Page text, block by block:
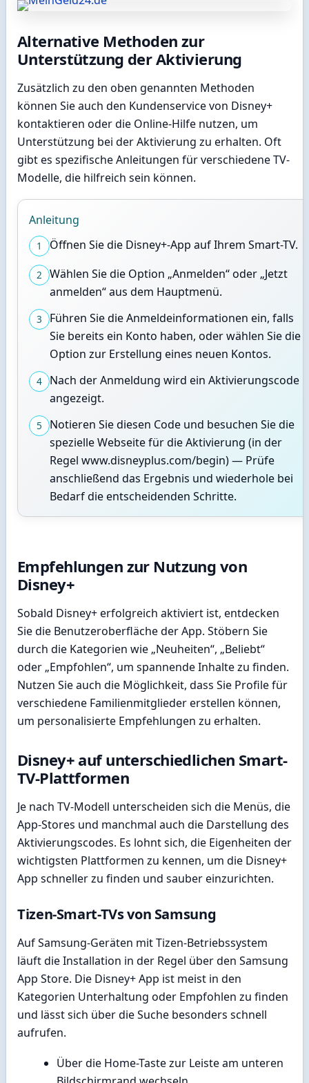
Alternative Methoden zur
Unterstützung der Aktivierung
Zusätzlich zu den oben genannten Methoden
können Sie auch den Kundenservice von Disney+
kontaktieren oder die Online-Hilfe nutzen, um
Unterstützung bei der Aktivierung zu erhalten. Oft
gibt es spezifische Anleitungen für verschiedene TV-
Modelle, die hilfreich sein können.
Anleitung
1 Öffnen Sie die Disney+-App auf Ihrem Smart-TV.
2
Wählen Sie die Option „Anmelden“ oder „Jetzt
anmelden“ aus dem Hauptmenü.
3
Führen Sie die Anmeldeinformationen ein, falls
Sie bereits ein Konto haben, oder wählen Sie die
Option zur Erstellung eines neuen Kontos.
4
Nach der Anmeldung wird ein Aktivierungscode
angezeigt.
5
Notieren Sie diesen Code und besuchen Sie die
spezielle Webseite für die Aktivierung (in der
Regel www.disneyplus.com/begin) — Prüfe
anschließend das Ergebnis und wiederhole bei
Bedarf die entscheidenden Schritte.
Empfehlungen zur Nutzung von
Disney+
Sobald Disney+ erfolgreich aktiviert ist, entdecken
Sie die Benutzeroberfläche der App. Stöbern Sie
durch die Kategorien wie „Neuheiten“, „Beliebt“
oder „Empfohlen“, um spannende Inhalte zu finden.
Nutzen Sie auch die Möglichkeit, dass Sie Profile für
verschiedene Familienmitglieder erstellen können,
um personalisierte Empfehlungen zu erhalten.
Disney+ auf unterschiedlichen Smart-
TV-Plattformen
Je nach TV-Modell unterscheiden sich die Menüs, die
App-Stores und manchmal auch die Darstellung des
Aktivierungscodes. Es lohnt sich, die Eigenheiten der
wichtigsten Plattformen zu kennen, um die Disney+
App schneller zu finden und sauber einzurichten.
Tizen-Smart-TVs von Samsung
Auf Samsung-Geräten mit Tizen-Betriebssystem
läuft die Installation in der Regel über den Samsung
App Store. Die Disney+ App ist meist in den
Kategorien Unterhaltung oder Empfohlen zu finden
und lässt sich über die Suche besonders schnell
aufrufen.
Über die Home-Taste zur Leiste am unteren